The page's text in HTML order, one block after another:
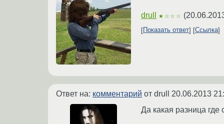
drull ★☆☆☆ (
Показать ответ Ссылка
Ответ на: комментарий от drull 20.06.2013
Да какая разница